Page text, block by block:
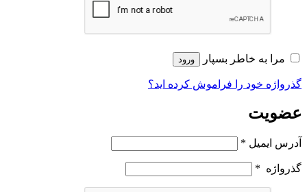
مرا به خاطر بسپار ورود
گذرواژه خود را فراموش کرده اید؟
عضویت
آدرس ایمیل *
گذرواژه *